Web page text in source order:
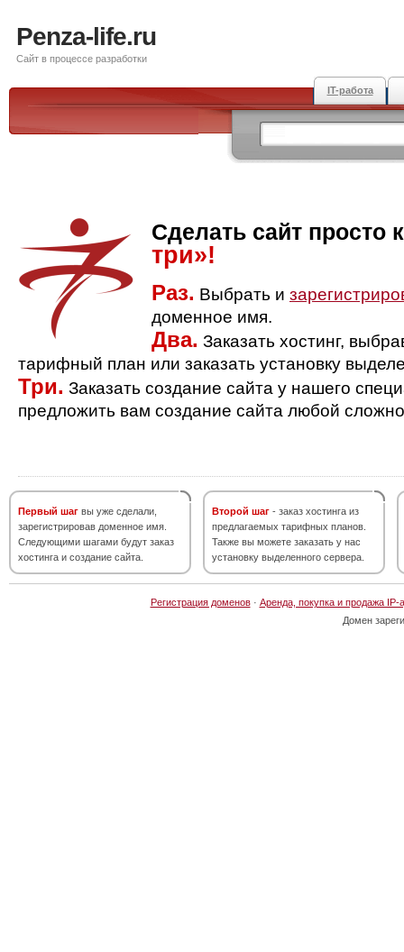
Penza-life.ru
Сайт в процессе разработки
IT-работа
Сделать сайт просто
три»!
Раз. Выбрать и
доменное имя.
Два. Заказать хостинг,
тарифный план или заказать установку
Три. Заказать создание сайта у нашего
предложить вам создание сайта любой
Первый шаг вы уже сделали,
зарегистрировав доменное имя.
Следующими шагами будут заказ
хостинга и создание сайта.
Второй шаг - заказ хостинга из
предлагаемых тарифных планов.
Также вы можете заказать у нас
установку выделенного сервера.
Регистрация доменов· Аренда, покупка и продажа IP-
Домен